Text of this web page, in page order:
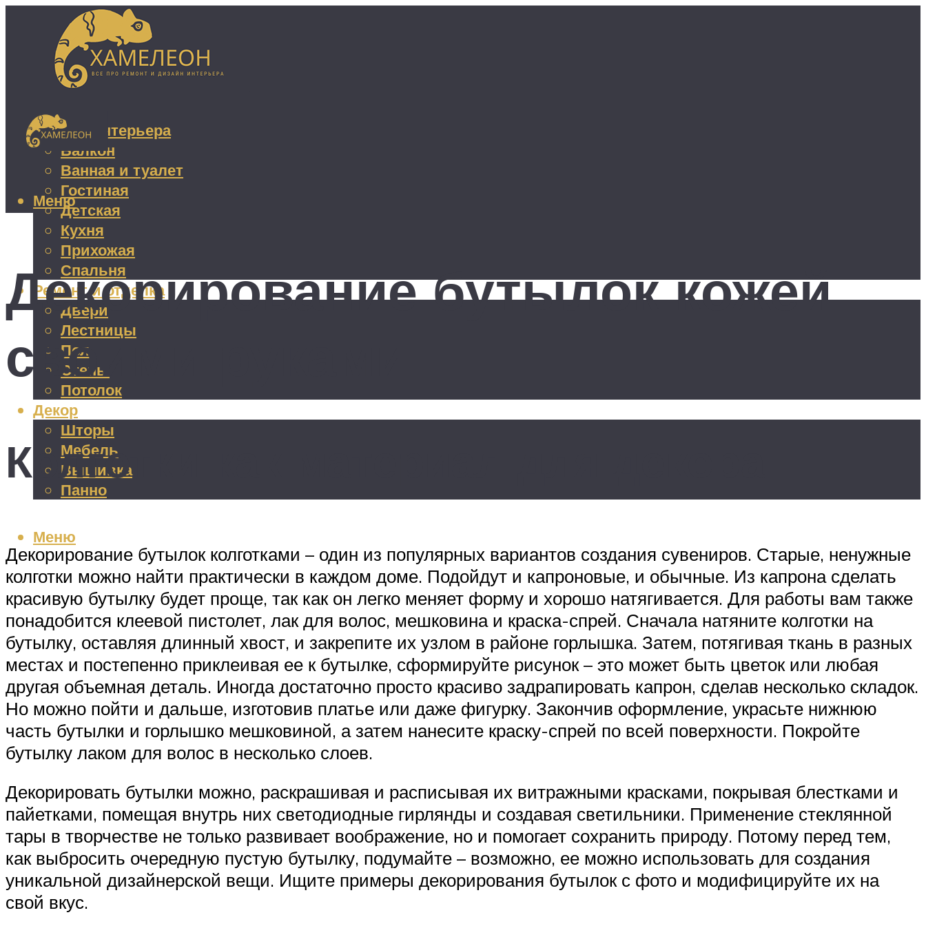
Дизайн интерьера
Балкон
Ванная и туалет
Гостиная
Детская
Кухня
Прихожая
Спальня
Ремонт и отделка
Двери
Лестницы
Пол
Стены
Потолок
Декор
Шторы
Мебель
Вышивка
Панно
Меню
Меню
Декорирование бутылок кожей
своими руками
Колготки как материал для декора
Декорирование бутылок колготками – один из популярных вариантов создания сувениров. Старые, ненужные
колготки можно найти практически в каждом доме. Подойдут и капроновые, и обычные. Из капрона сделать
красивую бутылку будет проще, так как он легко меняет форму и хорошо натягивается. Для работы вам также
понадобится клеевой пистолет, лак для волос, мешковина и краска-спрей. Сначала натяните колготки на
бутылку, оставляя длинный хвост, и закрепите их узлом в районе горлышка. Затем, потягивая ткань в разных
местах и постепенно приклеивая ее к бутылке, сформируйте рисунок – это может быть цветок или любая
другая объемная деталь. Иногда достаточно просто красиво задрапировать капрон, сделав несколько складок.
Но можно пойти и дальше, изготовив платье или даже фигурку. Закончив оформление, украсьте нижнюю
часть бутылки и горлышко мешковиной, а затем нанесите краску-спрей по всей поверхности. Покройте
бутылку лаком для волос в несколько слоев.
Декорировать бутылки можно, раскрашивая и расписывая их витражными красками, покрывая блестками и
пайетками, помещая внутрь них светодиодные гирлянды и создавая светильники. Применение стеклянной
тары в творчестве не только развивает воображение, но и помогает сохранить природу. Потому перед тем,
как выбросить очередную пустую бутылку, подумайте – возможно, ее можно использовать для создания
уникальной дизайнерской вещи. Ищите примеры декорирования бутылок с фото и модифицируйте их на
свой вкус.